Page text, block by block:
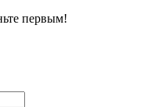
первым!